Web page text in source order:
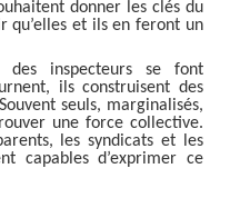
donner les clés du
qu’elles et ils en feront un
des inspecteurs se font
ils construisent des
seuls, marginalisés,
une force collective.
les syndicats et les
capables d’exprimer ce